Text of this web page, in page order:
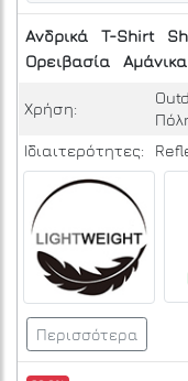
Ανδρικά T-Shirt
Ορειβασία
Αμάνικα
Χρήση:
Ιδιαιτερότητες:
Περισσότερα